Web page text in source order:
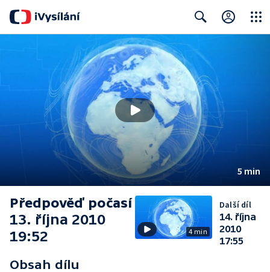
5 min
Předpověď počasí
13. října 2010
19:52
Obsah dílu
4 min
Další díl
14. října
2010
17:55